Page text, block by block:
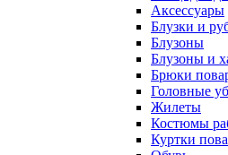
Аксессуары
Блузки и
Блузоны
Блузоны и
Брюки
Головные
Жилеты
Костюмы
Куртки